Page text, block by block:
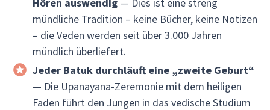
mündliche Tradition – keine Bücher, keine Notizen
– die Veden werden seit über 3.000 Jahren
mündlich überliefert.
Jeder Batuk durchläuft eine „zweite Geburt“
— Die Upanayana-Zeremonie mit dem heiligen
Faden führt den Jungen in das vedische Studium